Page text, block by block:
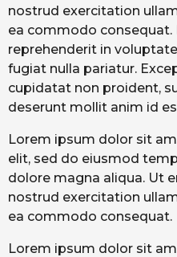
nostrud exercitation
ea commodo consequat.
reprehenderit in
fugiat nulla pariatur.
cupidatat non proident,
deserunt mollit anim id
Lorem ipsum dolor sit
elit, sed do eiusmod
dolore magna aliqua. Ut
nostrud exercitation
ea commodo consequat.
Lorem ipsum dolor sit